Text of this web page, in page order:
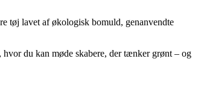
tøj lavet af økologisk bomuld, genanvendte
du kan møde skabere, der tænker grønt – og